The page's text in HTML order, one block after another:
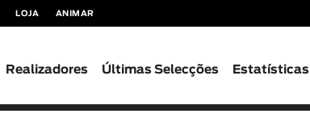
LOJA ANIMAR
Realizadores Últimas Selecções Estatísticas